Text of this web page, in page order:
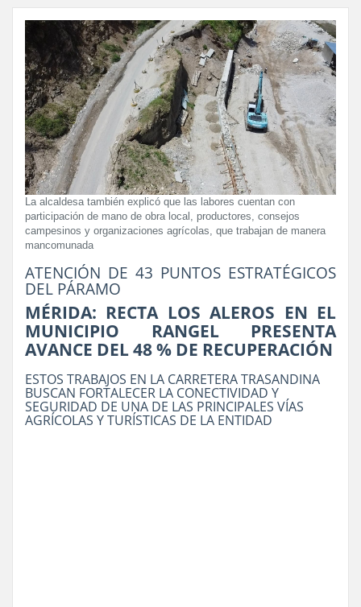
La alcaldesa también explicó que las labores cuentan con
participación de mano de obra local, productores, consejos
campesinos y organizaciones agrícolas, que trabajan de manera
mancomunada
ATENCIÓN DE 43 PUNTOS ESTRATÉGICOS
DEL PÁRAMO
MÉRIDA: RECTA LOS ALEROS EN EL
MUNICIPIO RANGEL PRESENTA
AVANCE DEL 48 % DE RECUPERACIÓN
ESTOS TRABAJOS EN LA CARRETERA TRASANDINA
BUSCAN FORTALECER LA CONECTIVIDAD Y
SEGURIDAD DE UNA DE LAS PRINCIPALES VÍAS
AGRÍCOLAS Y TURÍSTICAS DE LA ENTIDAD